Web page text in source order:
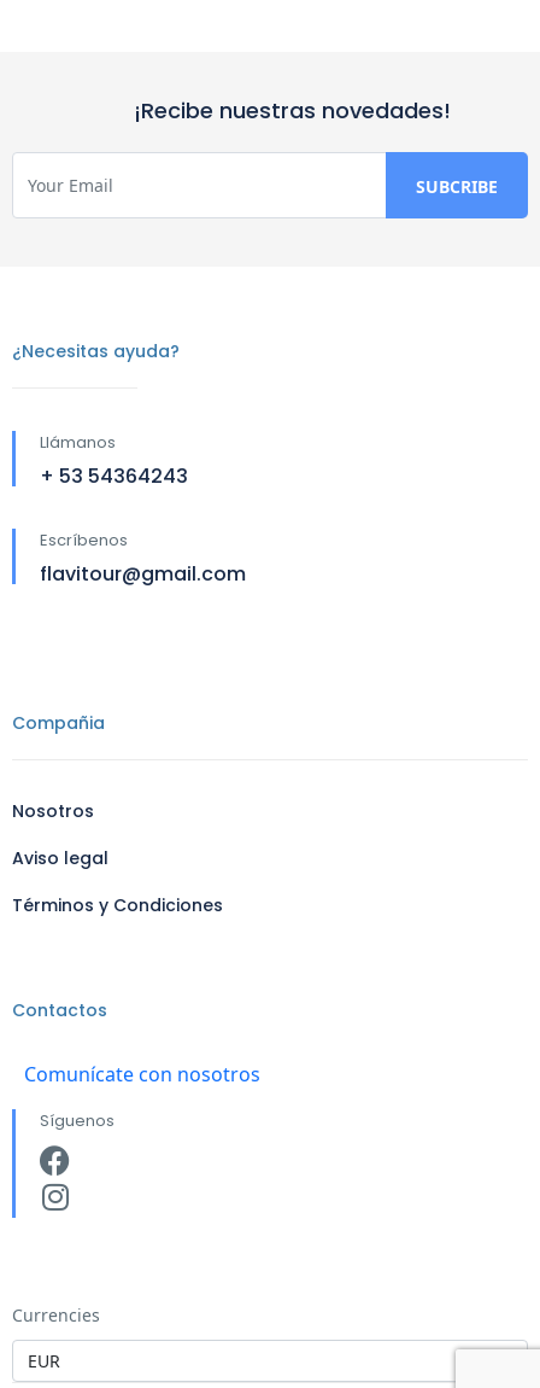
¡Recibe nuestras novedades!
¿Necesitas ayuda?
Llámanos
+ 53 54364243
Escríbenos
flavitour@gmail.com
Compañia
Nosotros
Aviso legal
Términos y Condiciones
Contactos
Comunícate con nosotros
Síguenos
Currencies